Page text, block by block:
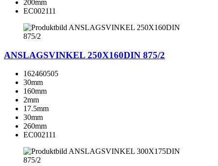
200mm
EC002111
ANSLAGSVINKEL 250X160DIN 875/2
162460505
30mm
160mm
2mm
17.5mm
30mm
260mm
EC002111